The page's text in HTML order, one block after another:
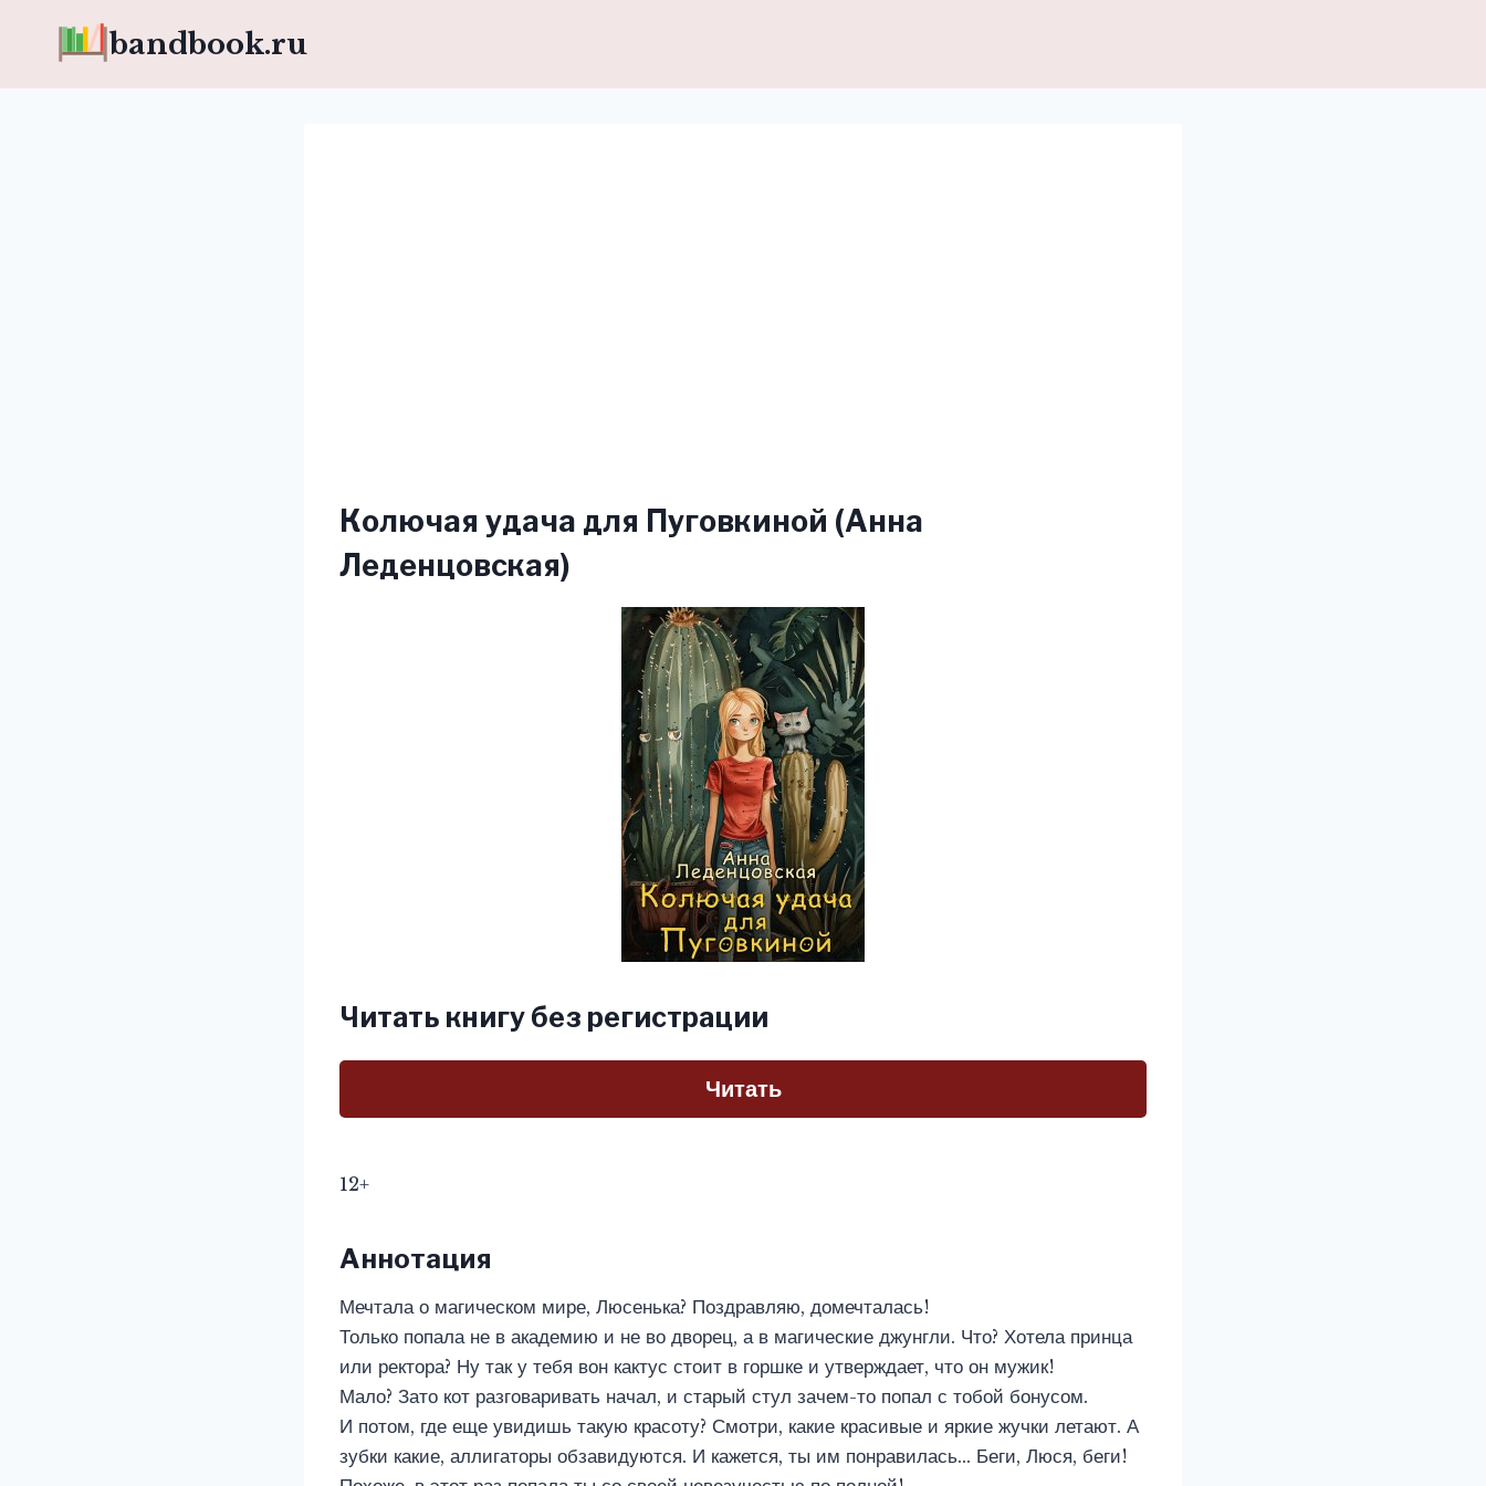
bandbook.ru
Колючая удача для Пуговкиной (Анна
Леденцовская)
Читать книгу без регистрации
Читать
12+
Аннотация
Мечтала о магическом мире, Люсенька? Поздравляю, домечталась!
Только попала не в академию и не во дворец, а в магические джунгли. Что? Хотела принца
или ректора? Ну так у тебя вон кактус стоит в горшке и утверждает, что он мужик!
Мало? Зато кот разговаривать начал, и старый стул зачем-то попал с тобой бонусом.
И потом, где еще увидишь такую красоту? Смотри, какие красивые и яркие жучки летают. А
зубки какие, аллигаторы обзавидуются. И кажется, ты им понравилась… Беги, Люся, беги!